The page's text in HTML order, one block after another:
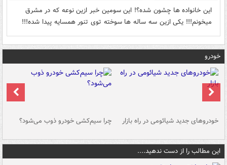
این خانواده ها چشون شده؟! این سومین خبر ازین نوعه که در مشرق
میخونم!!! یکی ازین سه ساله ها سوخته توی تنور همسایه پیدا شده!!!
خودرو
خودروهای جدید شیائومی در راه بازار چرا سیم‌کشی خودرو ذوب می‌شود؟
این مطالب را از دست ندهید....